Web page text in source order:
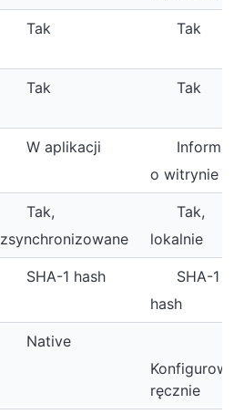
Tak Tak
Tak Tak
W aplikacji
o witrynie
Tak,
zsynchronizowane
Tak,
lokalnie
SHA-1 hash
SHA-1
hash
Native
ręcznie